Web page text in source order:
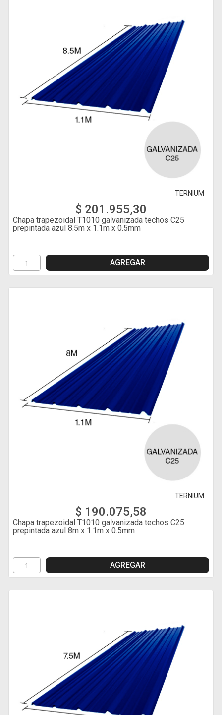
TERNIUM
$ 201.955,30
Chapa trapezoidal T1010 galvanizada techos C25
prepintada azul 8.5m x 1.1m x 0.5mm
AGREGAR
TERNIUM
$ 190.075,58
Chapa trapezoidal T1010 galvanizada techos C25
prepintada azul 8m x 1.1m x 0.5mm
AGREGAR